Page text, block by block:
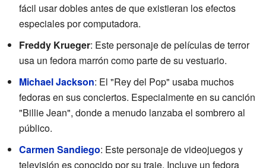
fácil usar dobles antes de que existieran los efectos
especiales por computadora.
Freddy Krueger: Este personaje de películas de terror
usa un fedora marrón como parte de su vestuario.
Michael Jackson: El "Rey del Pop" usaba muchos
fedoras en sus conciertos. Especialmente en su canción
"Billie Jean", donde a menudo lanzaba el sombrero al
público.
Carmen Sandiego: Este personaje de videojuegos y
televisión es conocido por su traje. Incluye un fedora